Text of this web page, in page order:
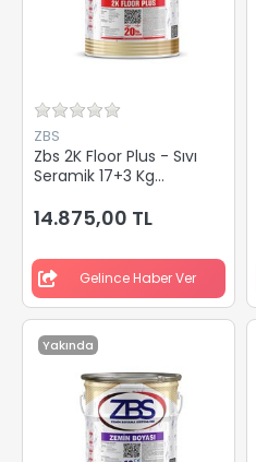
ZBS
Zbs 2K Floor Plus - Sıvı
Seramik 17+3 Kg
Boyası)
14.875,00 TL
Gelince Haber Ver
Yakında